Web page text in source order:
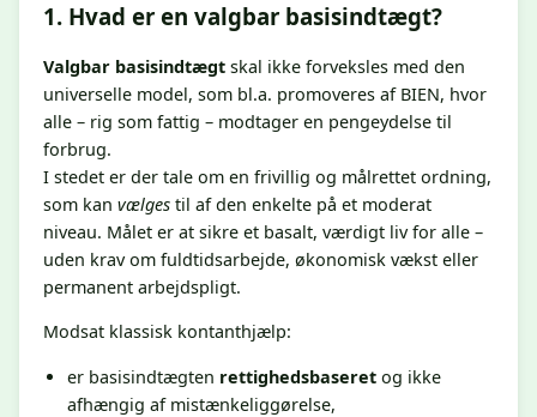
1. Hvad er en valgbar basisindtægt?
Valgbar basisindtægt skal ikke forveksles med den
universelle model, som bl.a. promoveres af BIEN, hvor
alle – rig som fattig – modtager en pengeydelse til
forbrug.
I stedet er der tale om en frivillig og målrettet ordning,
som kan vælges til af den enkelte på et moderat
niveau. Målet er at sikre et basalt, værdigt liv for alle –
uden krav om fuldtidsarbejde, økonomisk vækst eller
permanent arbejdspligt.
Modsat klassisk kontanthjælp:
er basisindtægten rettighedsbaseret og ikke
afhængig af mistænkeliggørelse,